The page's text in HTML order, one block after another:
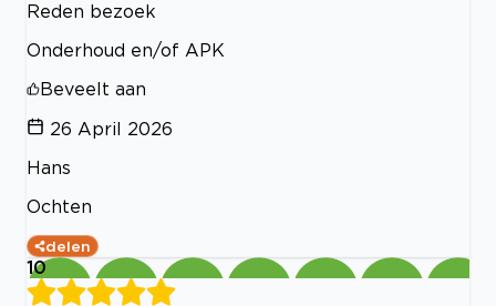
Reden bezoek
Onderhoud en/of APK
Beveelt aan
26 April 2026
Hans
Ochten
delen
10